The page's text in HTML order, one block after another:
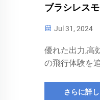
ブラシレス
Jul 31, 2024
優れた出力,高
の飛行体験を
さらに詳し